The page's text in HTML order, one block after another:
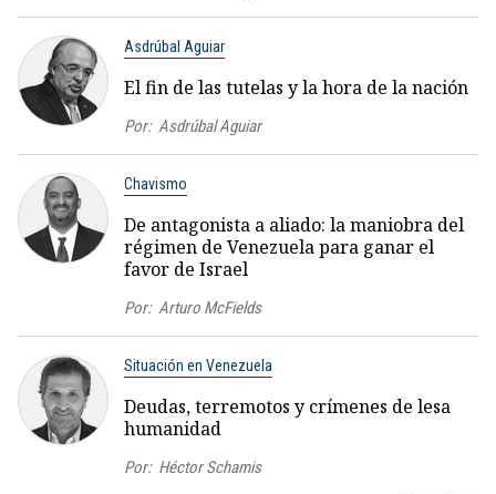
Asdrúbal Aguiar
El fin de las tutelas y la hora de la nación
Por: Asdrúbal Aguiar
Chavismo
De antagonista a aliado: la maniobra del
régimen de Venezuela para ganar el
favor de Israel
Por: Arturo McFields
Situación en Venezuela
Deudas, terremotos y crímenes de lesa
humanidad
Por: Héctor Schamis